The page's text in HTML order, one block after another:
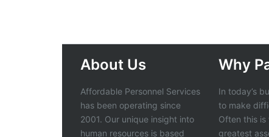
About Us
Affordable Personnel Services
has been operating since
2001. Our unique insight into
human resources is based
Why
In today’s
to make
Often this is
greatest